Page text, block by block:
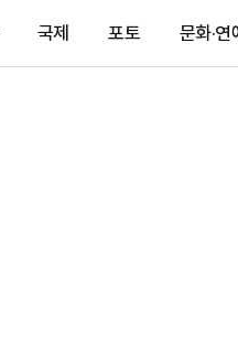
국제 포토 문화·연